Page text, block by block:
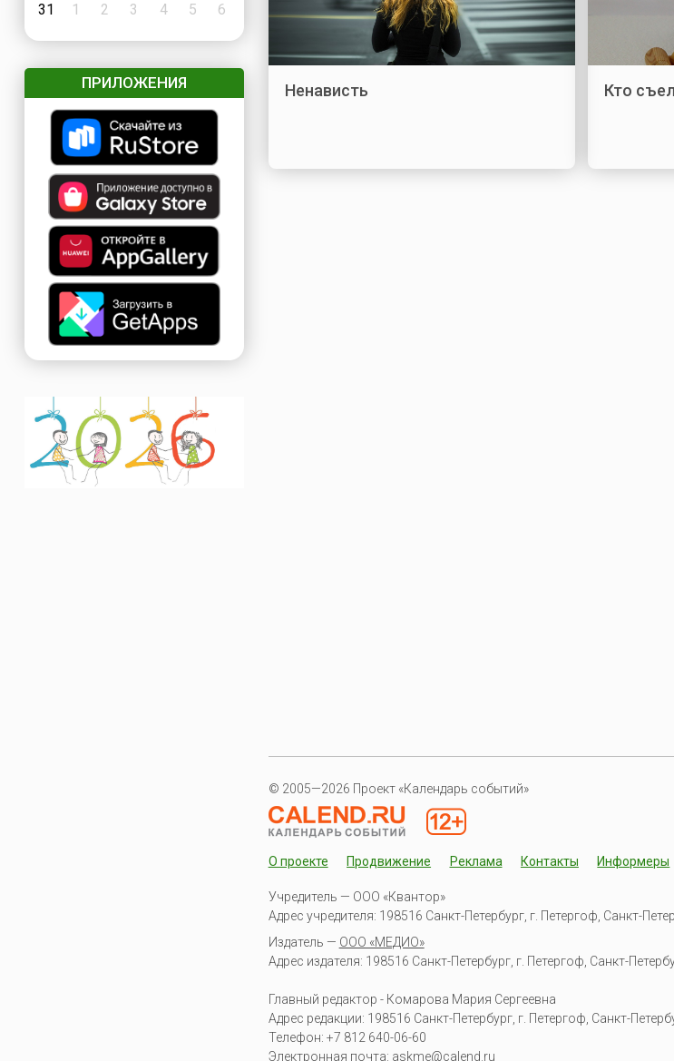
31
1 2 3 4 5 6
ПРИЛОЖЕНИЯ Ненависть Кто
© 2005—2026 Проект «Календарь событий»
О проекте Продвижение Реклама Контакты Информеры
Учредитель — ООО «Квантор»
Адрес учредителя: 198516 Санкт-Петербург, г. Петергоф, Санкт-
Издатель — ООО «МЕДИО»
Адрес издателя: 198516 Санкт-Петербург, г. Петергоф, Санкт-
Главный редактор - Комарова Мария Сергеевна
Адрес редакции: 198516 Санкт-Петербург, г. Петергоф, Санкт-
Телефон: +7 812 640-06-60
Электронная почта: askme@calend.ru